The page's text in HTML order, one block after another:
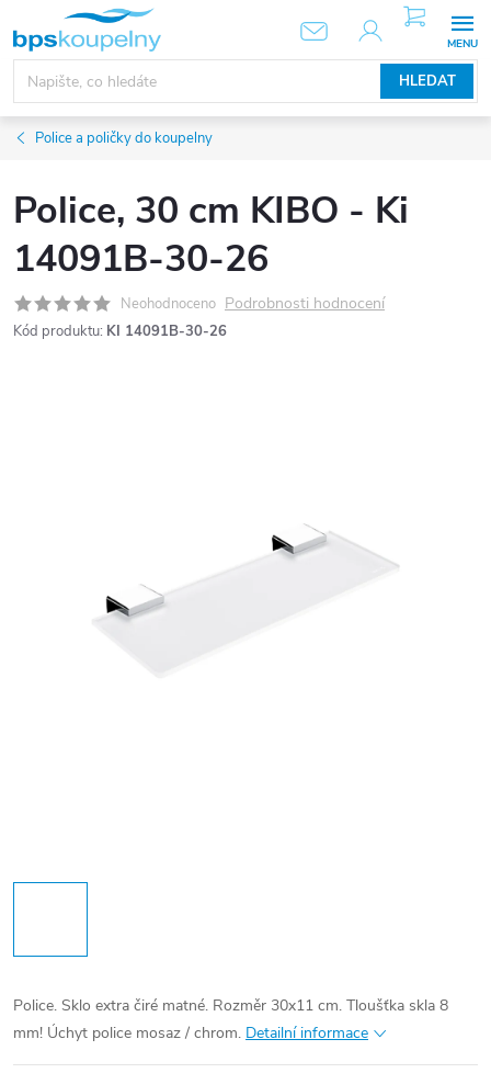
obsah
HLEDAT
NÁKUPNÍ
KOŠÍK
Police a poličky do koupelny
Police, 30 cm KIBO - Ki
14091B-30-26
Neohodnoceno Podrobnosti hodnocení
Kód produktu: KI 14091B-30-26
Police. Sklo extra čiré matné. Rozměr 30x11 cm. Tloušťka skla 8
mm! Úchyt police mosaz / chrom. Detailní informace